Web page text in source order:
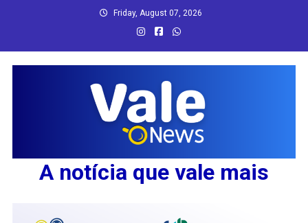
Friday, August 07, 2026
A notícia que vale mais